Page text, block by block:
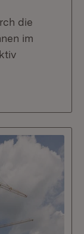
die
im